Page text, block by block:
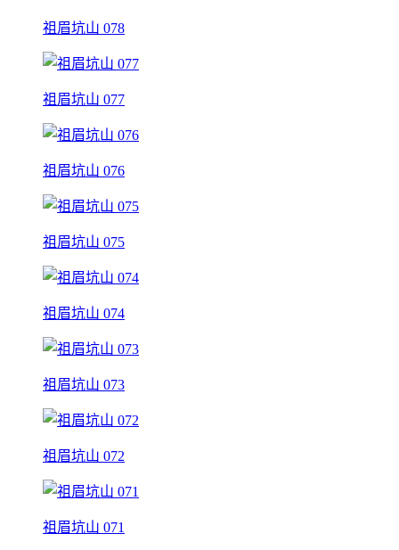
祖眉坑山 078
祖眉坑山 077
祖眉坑山 076
祖眉坑山 075
祖眉坑山 074
祖眉坑山 073
祖眉坑山 072
祖眉坑山 071